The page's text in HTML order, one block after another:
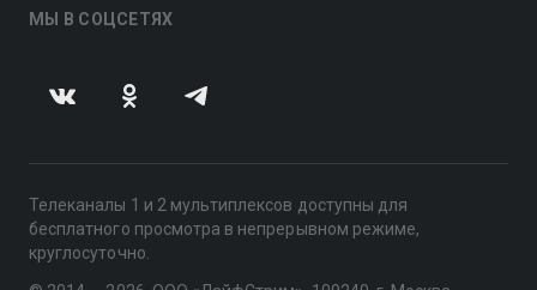
МЫ В СОЦСЕТЯХ
Телеканалы 1 и 2 мультиплексов доступны для
бесплатного просмотра в непрерывном режиме,
круглосуточно.